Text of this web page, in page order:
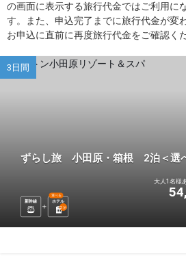
の画面に表示する旅行代金ではご利用に
す。また、申込完了までに旅行代金が変
お申込に直前に再度旅行代金をご確認く
3日間
ずらし旅 小田原・箱根 2泊＜選
新幹線 ホテル
選べる
2泊
大人1名様